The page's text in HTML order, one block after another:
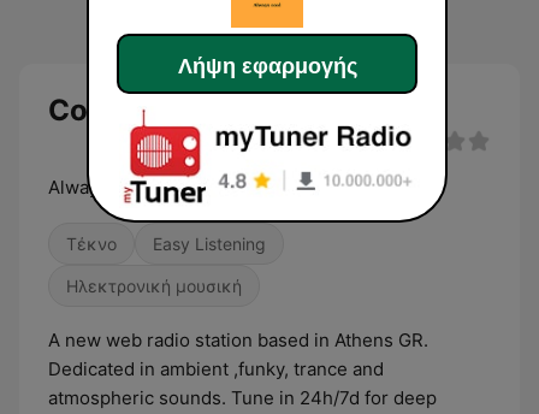
Coolradio
Always Cool
Τέκνο Easy Listening
Ηλεκτρονική μουσική
A new web radio station based in Athens GR.
Dedicated in ambient ,funky, trance and
atmospheric sounds. Tune in 24h/7d for deep
Λήψη εφαρμογής